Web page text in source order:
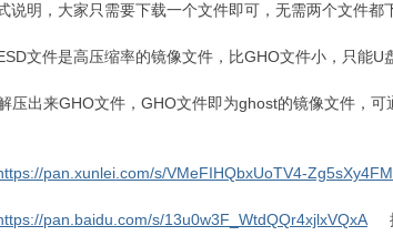
说明，大家只需要下载一个文件即可，无需两个文件都
文件是高压缩率的镜像文件，比GHO文件小，只能U
压出来GHO文件，GHO文件即为ghost的镜像文件，
pan.xunlei.com/s/VMeFIHQbxUoTV4-
pan.baidu.com/s/13u0w3F_WtdQQr4xjlxVQxA